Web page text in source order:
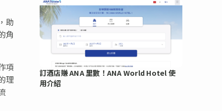
助
角
項
理
訂酒店賺 ANA 里數！ANA World Hotel 使
用介紹